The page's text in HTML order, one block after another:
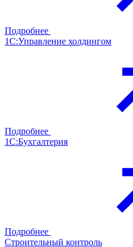
Подробнее
1С:Управление холдингом
Подробнее
1С:Бухгалтерия
Подробнее
Строительный контроль